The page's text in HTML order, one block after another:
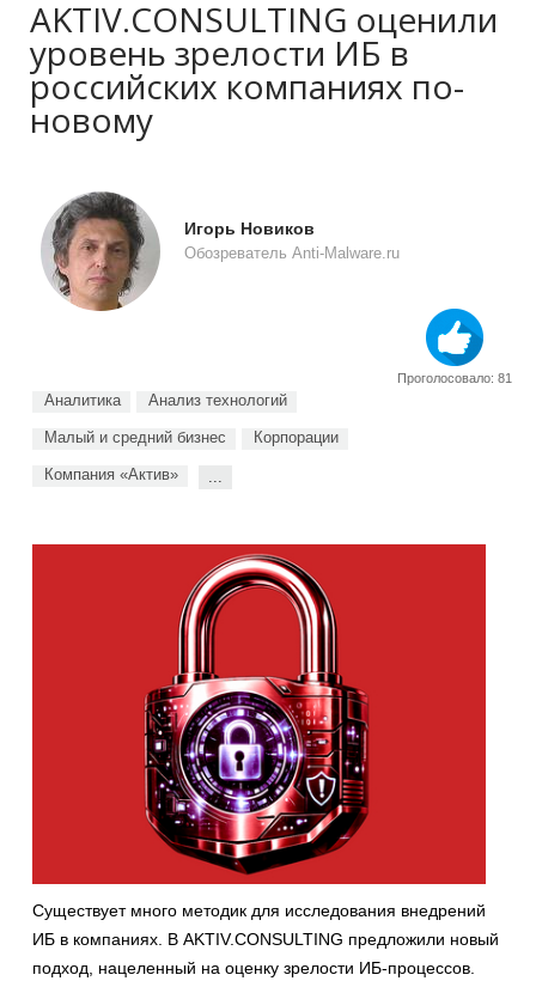
AKTIV.CONSULTING оценили
уровень зрелости ИБ в
российских компаниях по-
новому
Игорь Новиков
Обозреватель Anti-Malware.ru
Проголосовало: 81
Аналитика Анализ технологий
Малый и средний бизнес Корпорации
Компания «Актив» ...
Существует много методик для исследования внедрений
ИБ в компаниях. В AKTIV.CONSULTING предложили новый
подход, нацеленный на оценку зрелости ИБ-процессов.